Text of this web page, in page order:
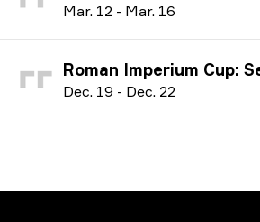
Mar. 12 - Mar. 16
Roman Imperium Cup:
Dec. 19 - Dec. 22